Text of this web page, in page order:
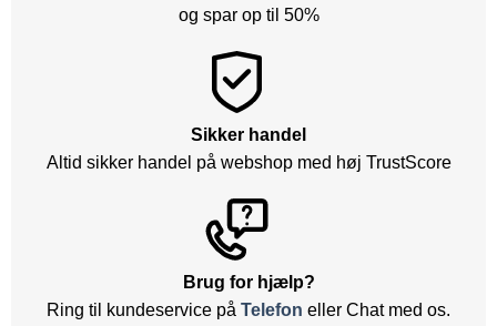
og spar op til 50%
Sikker handel
Altid sikker handel på webshop med høj TrustScore
Brug for hjælp?
Ring til kundeservice på Telefon eller Chat med os.